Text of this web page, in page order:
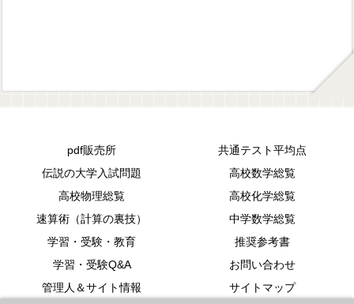
pdf販売所
共通テスト平均点
伝説の大学入試問題
高校数学総覧
高校物理総覧
高校化学総覧
速算術（計算の裏技）
中学数学総覧
学習・受験・教育
推奨参考書
学習・受験Q&A
お問い合わせ
管理人＆サイト情報
サイトマップ